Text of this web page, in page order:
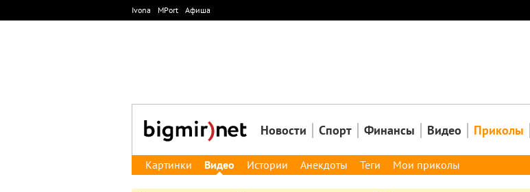
Закрыть
Ivona MPort Афиша
Новости Спорт Финансы Видео Приколы
Картинки Видео Истории Анекдоты Теги Мои приколы